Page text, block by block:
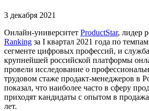
3 декабря 2021
Онлайн-университет ProductStar, лидер
Ranking за I квартал 2021 года по
сегменте цифровых профессий, и
крупнейшей российской платформы
провели исследование о
трудовом стаже продакт-менеджеров в
показал, что наиболее часто в сферу
приходят кандидаты с опытом в
лет.